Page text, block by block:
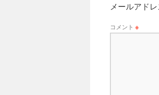
メールアド
コメント ※